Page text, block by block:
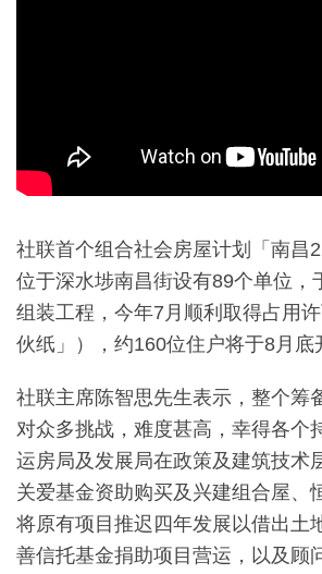
社联首个组合社会房屋计划「南昌
位于深水埗南昌街设有89个单位，
组装工程，今年7月顺利取得占用
伙纸」），约160位住户将于8月底
社联主席陈智思先生表示，整个筹
对众多挑战，难度甚高，幸得各个
运房局及发展局在政策及建筑技术
关爱基金资助购买及兴建组合屋、
将原有项目推迟四年发展以借出土
善信托基金捐助项目营运，以及顾